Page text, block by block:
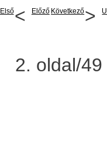
Első< Előző Következő>
2. oldal/49